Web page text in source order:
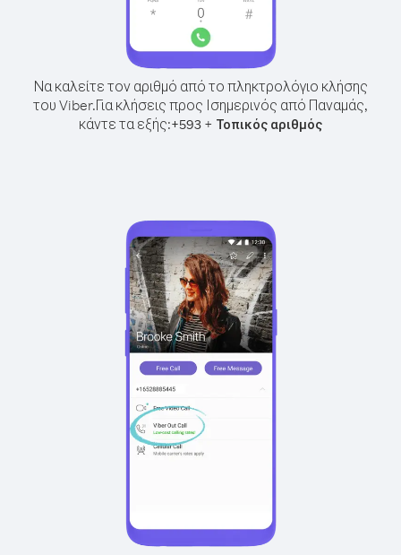
Να καλείτε τον αριθμό από το πληκτρολόγιο κλήσης
του Viber.Για κλήσεις προς Ισημερινός από Παναμάς,
κάντε τα εξής:+593 + Τοπικός αριθμός